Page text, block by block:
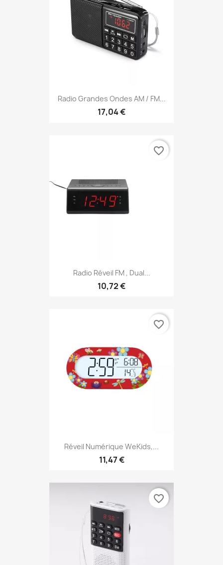
Radio Grandes Ondes AM / FM...
17,04 €
Radio Réveil FM , Dual...
10,72 €
favorite_border
Réveil Numérique WeKids,...
11,47 €
favorite_border
favorite_border